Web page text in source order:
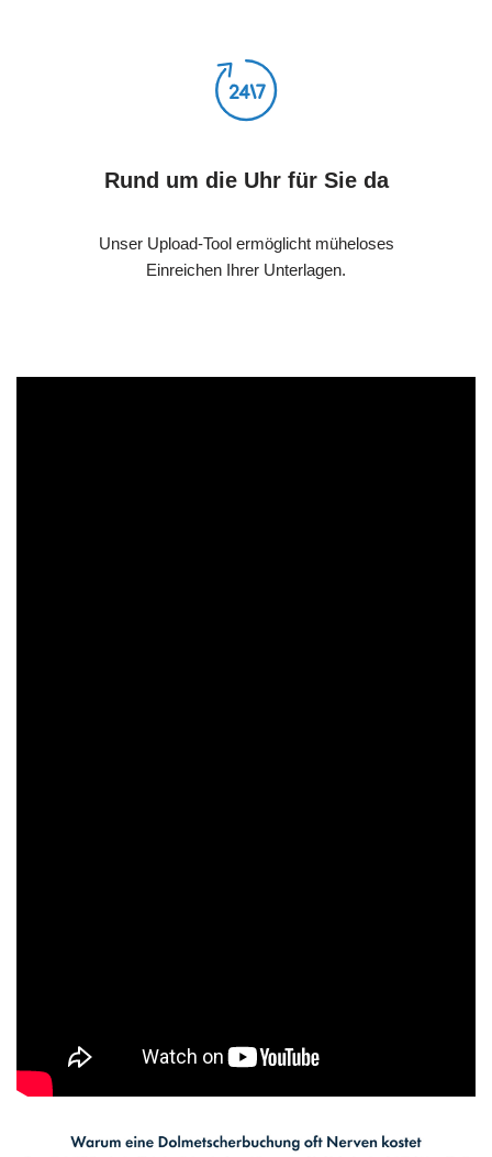
Rund um die Uhr für Sie da
Unser Upload-Tool ermöglicht müheloses
Einreichen Ihrer Unterlagen.